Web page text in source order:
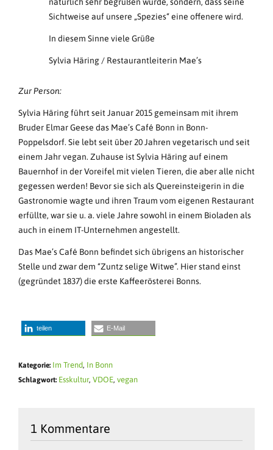
natürlich sehr begrüßen würde, sondern, dass seine
Sichtweise auf unsere „Spezies“ eine offenere wird.
In diesem Sinne viele Grüße
Sylvia Häring / Restaurantleiterin Mae’s
Zur Person:
Sylvia Häring führt seit Januar 2015 gemeinsam mit ihrem
Bruder Elmar Geese das Mae’s Café Bonn in Bonn-
Poppelsdorf. Sie lebt seit über 20 Jahren vegetarisch und seit
einem Jahr vegan. Zuhause ist Sylvia Häring auf einem
Bauernhof in der Voreifel mit vielen Tieren, die aber alle nicht
gegessen werden! Bevor sie sich als Quereinsteigerin in die
Gastronomie wagte und ihren Traum vom eigenen Restaurant
erfüllte, war sie u. a. viele Jahre sowohl in einem Bioladen als
auch in einem IT-Unternehmen angestellt.
Das Mae’s Café Bonn befindet sich übrigens an historischer
Stelle und zwar dem “Zuntz selige Witwe”. Hier stand einst
(gegründet 1837) die erste Kaffeerösterei Bonns.
teilen E-Mail
Kategorie: Im Trend, In Bonn
Schlagwort: Esskultur, VDOE, vegan
1 Kommentare